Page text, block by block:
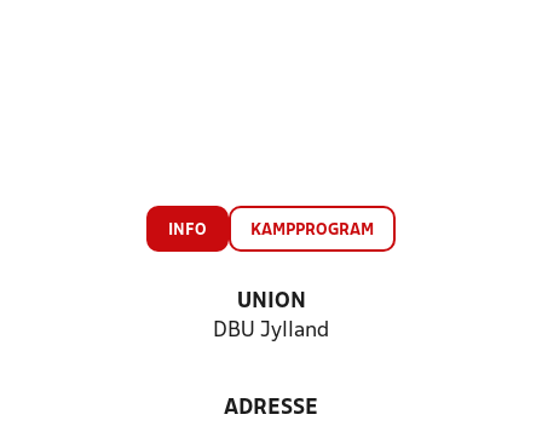
INFO KAMPPROGRAM
UNION
DBU Jylland
ADRESSE